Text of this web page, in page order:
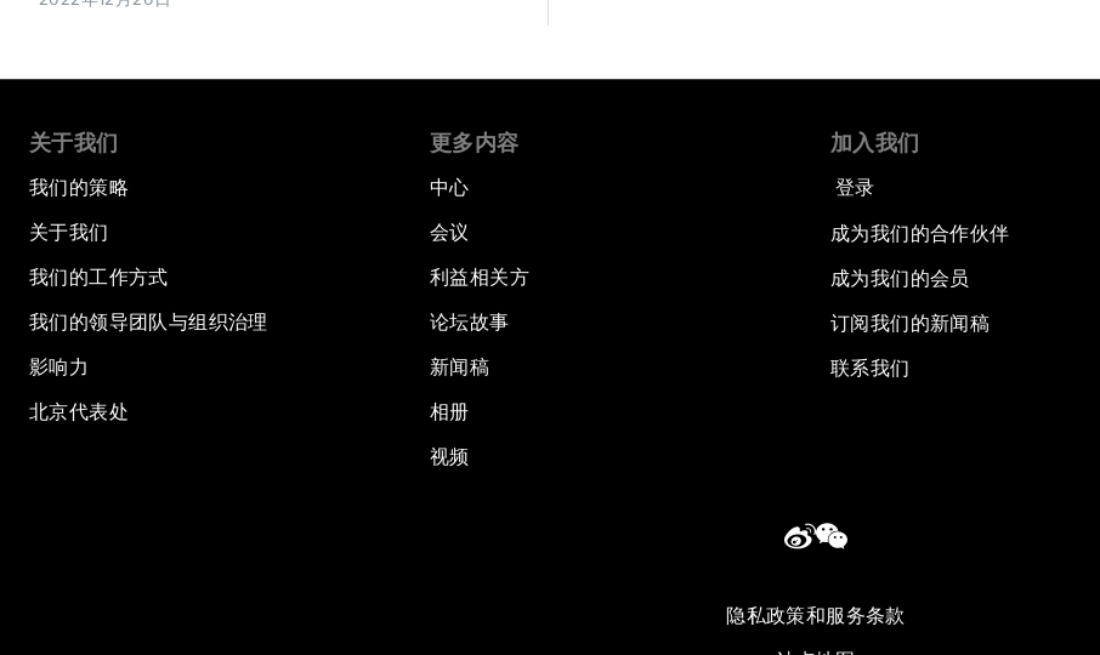
关于我们
我们的策略
关于我们
我们的工作方式
我们的领导团队与组织治理
影响力
北京代表处
更多内容
中心
会议
利益相关方
论坛故事
新闻稿
相册
视频
加入我们
登录
成为我们的合作伙伴
成为我们的会员
订阅我们的新闻稿
联系我们
隐私政策和服务条款